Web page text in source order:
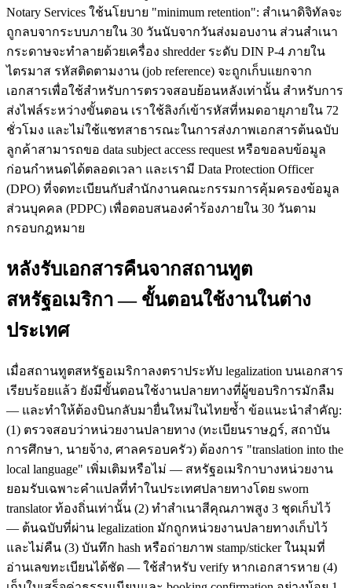
Notary Services ใช้นโยบาย "minimum retention": สำเนาดิจิทัลจะ
ถูกลบจากระบบภายใน 30 วันนับจากวันส่งมอบงาน ส่วนสำเนา
กระดาษจะทำลายด้วยเครื่อง shredder ระดับ DIN P-4 ภายใน
ไตรมาส รหัสติดตามงาน (job reference) จะถูกเก็บแยกจาก
เอกสารเพื่อใช้สำหรับการตรวจสอบย้อนหลังเท่านั้น สำหรับการ
ส่งไฟล์ระหว่างขั้นตอน เราใช้ลิงก์เข้ารหัสที่หมดอายุภายใน 72
ชั่วโมง และไม่ใช้แชทสาธารณะในการส่งภาพเอกสารต้นฉบับ
ลูกค้าสามารถขอ data subject access request หรือขอลบข้อมูล
ก่อนกำหนดได้ตลอดเวลา และเรามี Data Protection Officer
(DPO) ที่จดทะเบียนกับสำนักงานคณะกรรมการคุ้มครองข้อมูล
ส่วนบุคคล (PDPC) เพื่อตอบสนองคำร้องภายใน 30 วันตาม
กรอบกฎหมาย
หลังรับเอกสารคืนจากสถานทูต
สหรัฐอเมริกา — ขั้นตอนใช้งานในต่าง
ประเทศ
เมื่อสถานทูตสหรัฐอเมริกาลงตราประทับ legalization บนเอกสาร
เรียบร้อยแล้ว ยังมีขั้นตอนใช้งานปลายทางที่ผู้ขอบริการมักลืม
— และทำให้ต้องบินกลับมายื่นใหม่ในไทยซ้ำ ข้อแนะนำสำคัญ:
(1) ตรวจสอบว่าหน่วยงานปลายทาง (ทะเบียนราษฎร์, สถาบัน
การศึกษา, นายจ้าง, ศาลครอบครัว) ต้องการ "translation into the
local language" เพิ่มเติมหรือไม่ — สหรัฐอเมริกาบางหน่วยงาน
ยอมรับเฉพาะคำแปลที่ทำในประเทศปลายทางโดย sworn
translator ท้องถิ่นเท่านั้น (2) ทำสำเนาสีคุณภาพสูง 3 ชุดเก็บไว้
— ต้นฉบับที่ผ่าน legalization มักถูกหน่วยงานปลายทางเก็บไว้
และไม่คืน (3) บันทึก hash หรือถ่ายภาพ stamp/sticker ในมุมที่
อ่านเลขทะเบียนได้ชัด — ใช้สำหรับ verify หากเอกสารหาย (4)